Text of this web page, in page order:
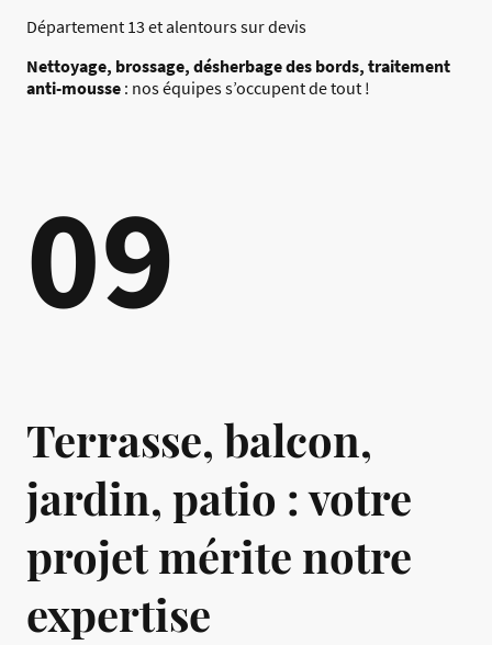
Département 13 et alentours sur devis
Nettoyage, brossage, désherbage des bords, traitement
anti-mousse : nos équipes s’occupent de tout !
09
Terrasse, balcon,
jardin, patio : votre
projet mérite notre
expertise